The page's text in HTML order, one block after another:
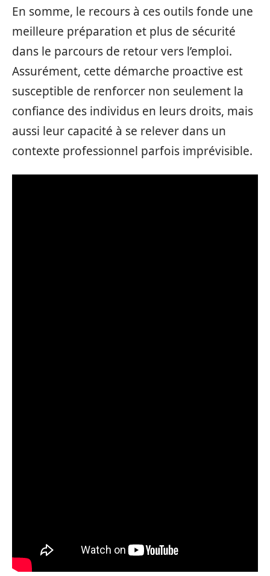
En somme, le recours à ces outils fonde une
meilleure préparation et plus de sécurité
dans le parcours de retour vers l’emploi.
Assurément, cette démarche proactive est
susceptible de renforcer non seulement la
confiance des individus en leurs droits, mais
aussi leur capacité à se relever dans un
contexte professionnel parfois imprévisible.